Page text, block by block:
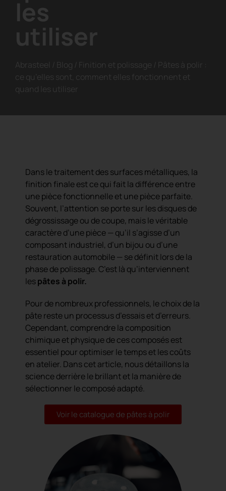
les
utiliser
Abrasteel / Blog / Finition et polissage / Pâtes à polir :
ce qu’elles sont, comment elles fonctionnent et
quand les utiliser
Dans le traitement des surfaces métalliques, la
finition finale est ce qui fait la différence entre
une pièce fonctionnelle et une pièce parfaite.
Souvent, l’attention se porte sur les disques de
dégrossissage ou de coupe, mais le véritable
caractère d’une pièce — qu’il s’agisse d’un
composant industriel, d’un bijou ou d’une
restauration automobile — se définit lors de la
phase de polissage. C’est là qu’interviennent
lespâtes à polir.
Pour de nombreux professionnels, le choix de la
pâte reste un processus d’essais et d’erreurs.
Cependant, comprendre la composition
chimique et physique de ces composés est
essentiel pour optimiser le temps et les coûts
en atelier. Dans cet article, nous détaillons la
science derrière le brillant et la manière de
sélectionner le composé adapté.
Voir le catalogue de pâtes à polir